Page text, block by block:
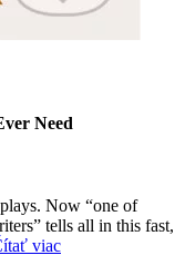
Need
Now “one of
tells all in this fast,
viac